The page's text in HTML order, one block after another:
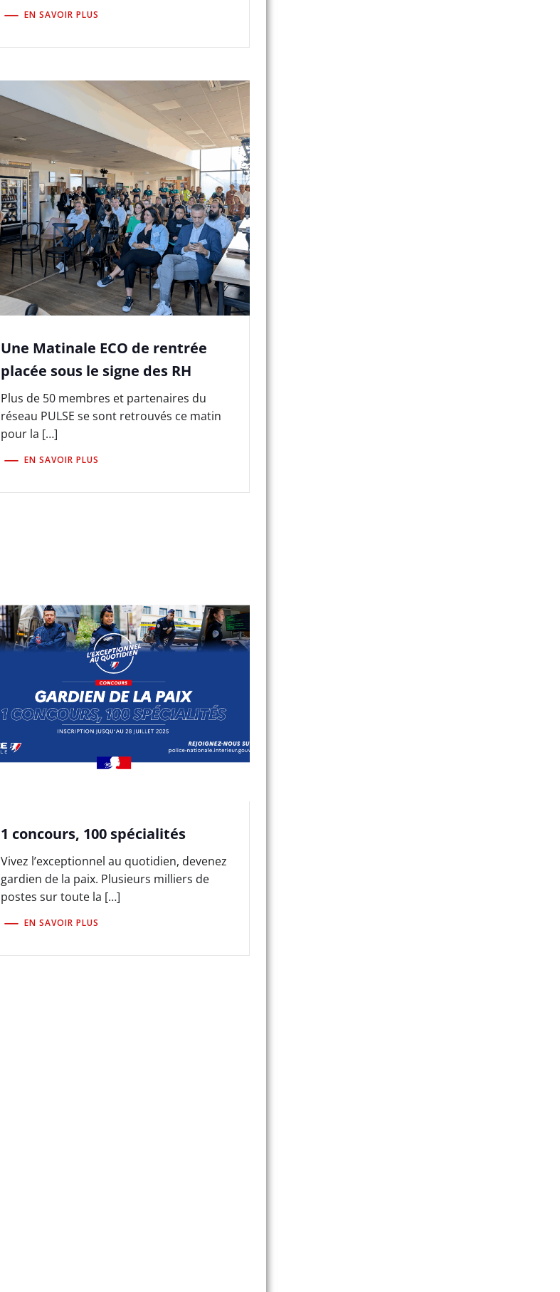
EN SAVOIR PLUS
Une Matinale ECO de rentrée
placée sous le signe des RH
Plus de 50 membres et partenaires du
réseau PULSE se sont retrouvés ce matin
pour la […]
EN SAVOIR PLUS
1 concours, 100 spécialités
Vivez l’exceptionnel au quotidien, devenez
gardien de la paix. Plusieurs milliers de
postes sur toute la […]
EN SAVOIR PLUS